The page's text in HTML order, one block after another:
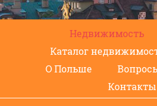
Недвижимость
Каталог
О Польше
Контакты